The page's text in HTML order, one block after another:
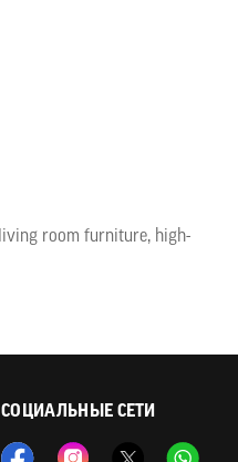
living room furniture, high-
СОЦИАЛЬНЫЕ СЕТИ